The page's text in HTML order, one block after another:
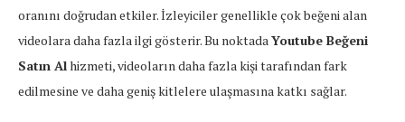
oranını doğrudan etkiler. İzleyiciler genellikle çok beğeni alan
videolara daha fazla ilgi gösterir. Bu noktadaYoutube Beğeni
Satın Alhizmeti, videoların daha fazla kişi tarafından fark
edilmesine ve daha geniş kitlelere ulaşmasına katkı sağlar.